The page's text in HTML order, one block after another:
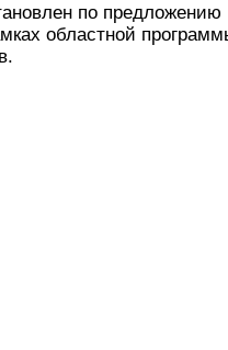
по предложению
областной